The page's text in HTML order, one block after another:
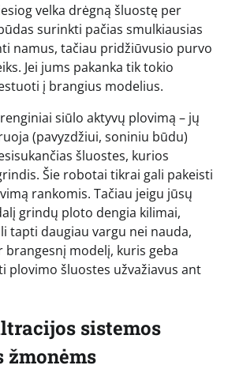
velka drėgną šluostę per
surinkti pačias smulkiausias
namus, tačiau pridžiūvusio purvo
Jei jums pakanka tik tokio
į brangius modelius.
siūlo aktyvų plovimą – jų
(pavyzdžiui, soniniu būdu)
šluostes, kurios
Šie robotai tikrai gali pakeisti
rankomis. Tačiau jeigu jūsų
grindų ploto dengia kilimai,
tapti daugiau vargu nei nauda,
brangesnį modelį, kuris geba
plovimo šluostes užvažiavus ant
sistemos
žmonėms